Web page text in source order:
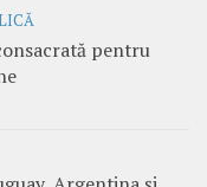
pentru